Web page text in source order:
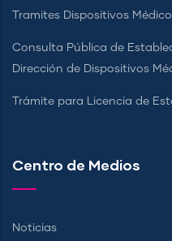
Tramites Dispositivos
Consulta Pública de
Dirección de Dispositivos
Trámite para Licencia de
Centro de Medios
Noticias